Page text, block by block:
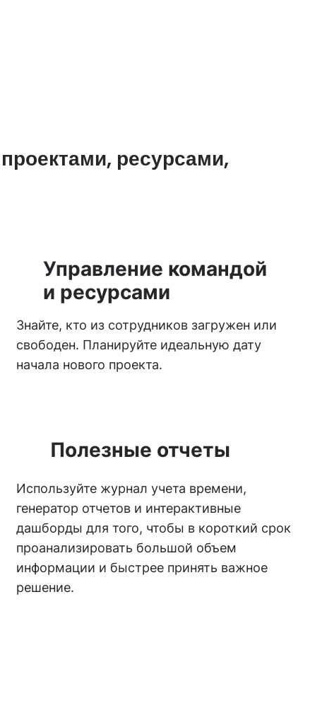
ресурсами,
Управление командой
и ресурсами
Знайте, кто из сотрудников загружен или
свободен. Планируйте идеальную дату
начала нового проекта.
Полезные отчеты
Используйте журнал учета времени,
генератор отчетов и интерактивные
дашборды для того, чтобы в короткий срок
проанализировать большой объем
информации и быстрее принять важное
решение.